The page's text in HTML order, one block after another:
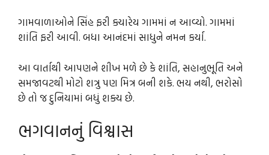
ગામવાળાઓને સિંહ ફરી ક્યારેય ગામમાં ન આવ્યો. ગામમાં
શાંતિ ફરી આવી. બધા આનંદમાં સાધુને નમન કર્યા.
આ વાર્તાથી આપણને શીખ મળે છે કે શાંતિ, સહાનુભૂતિ અને
સમજાવટથી મોટો શત્રુ પણ મિત્ર બની શકે. ભય નથી, ભરોસો
છે તો જ દુનિયામાં બધું શક્ય છે.
ભગવાનનું વિશ્વાસ